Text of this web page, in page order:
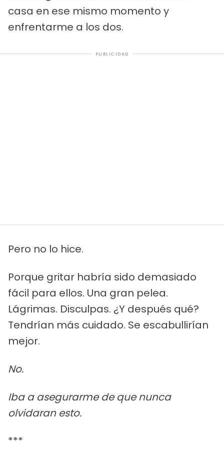
casa en ese mismo momento y
enfrentarme a los dos.
PUBLICIDAD
Pero no lo hice.
Porque gritar habría sido demasiado
fácil para ellos. Una gran pelea.
Lágrimas. Disculpas. ¿Y después qué?
Tendrían más cuidado. Se escabullirían
mejor.
No.
Iba a asegurarme de que nunca
olvidaran esto.
***